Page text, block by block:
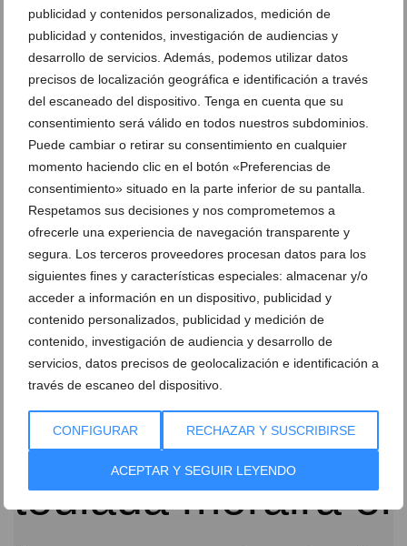
publicidad y contenidos personalizados, medición de
publicidad y contenidos, investigación de audiencias y
desarrollo de servicios. Además, podemos utilizar datos
precisos de localización geográfica e identificación a través
del escaneado del dispositivo. Tenga en cuenta que su
consentimiento será válido en todos nuestros subdominios.
Puede cambiar o retirar su consentimiento en cualquier
momento haciendo clic en el botón «Preferencias de
consentimiento» situado en la parte inferior de su pantalla.
Respetamos sus decisiones y nos comprometemos a
ofrecerle una experiencia de navegación transparente y
segura. Los terceros proveedores procesan datos para los
siguientes fines y características especiales: almacenar y/o
acceder a información en un dispositivo, publicidad y
contenido personalizados, publicidad y medición de
contenido, investigación de audiencia y desarrollo de
servicios, datos precisos de geolocalización e identificación a
través de escaneo del dispositivo.
CONFIGURAR RECHAZAR Y SUSCRIBIRSE
ACEPTAR Y SEGUIR LEYENDO
Marzo cultural en el faro de la cultura de la Marina
Alta: los cuatro espectáculos que no te puedes
perder
24 de febrero de 2026